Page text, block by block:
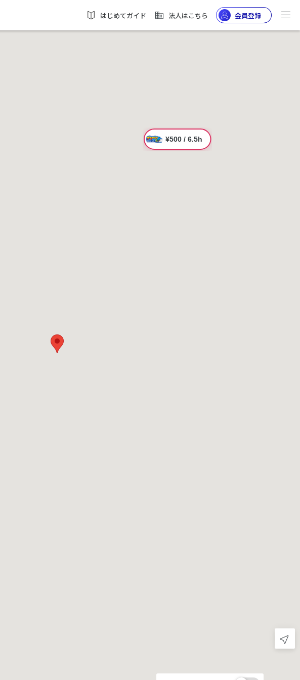
はじめてガイド 法人はこちら 会員登録